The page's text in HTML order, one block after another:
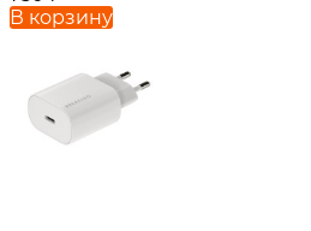
В корзину